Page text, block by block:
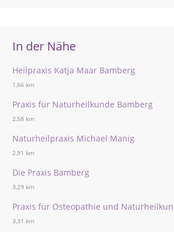
In der Nähe
Heilpraxis Katja Maar Bamberg
1,66 km
Praxis für Naturheilkunde Bamberg
2,58 km
Naturheilpraxis Michael Manig
2,91 km
Die Praxis Bamberg
3,29 km
Praxis für Osteopathie und
3,31 km